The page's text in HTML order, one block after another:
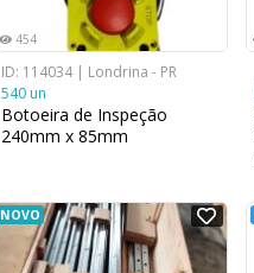
454
ID: 114034 | Londrina - PR
540 un
Botoeira de Inspeção
240mm x 85mm
NOVO